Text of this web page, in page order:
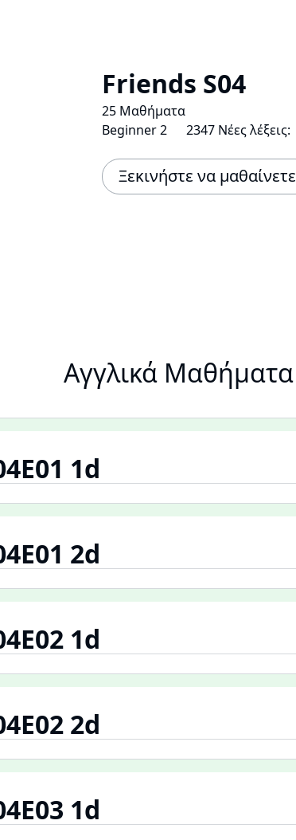
Friends S04
25 Μαθήματα
Beginner 2
2347 Νέες λέξεις:
Ξεκινήστε να μαθαίνετε
Αγγλικά Μαθήματα
1d
2d
1d
2d
1d